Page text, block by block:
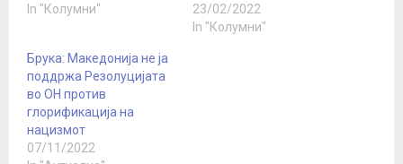
In "Колумни"
23/02/2022
In "Колумни"
Брука: Македонија не ја
поддржа Резолуцијата
во ОН против
глорификација на
нацизмот
07/11/2022